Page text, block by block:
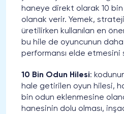
haneye direkt olarak 10
olanak verir. Yemek,
üretilirken kullanılan en
bu hile de oyuncunun
performansı elde etmesini
10 Bin Odun Hilesi:
hale getirilen oyun hilesi,
bin odun eklenmesine
hanesinin dolu olması,